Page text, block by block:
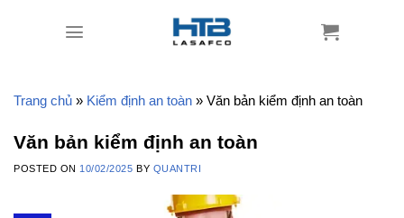
Trang chủ » Kiểm định an toàn » Văn bản kiểm định an toàn
Văn bản kiểm định an toàn
POSTED ON 10/02/2025 BY QUANTRI